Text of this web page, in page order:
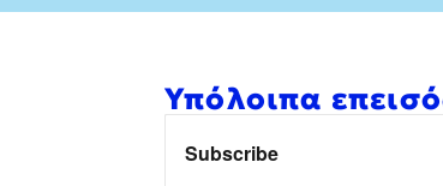
Υπόλοιπα